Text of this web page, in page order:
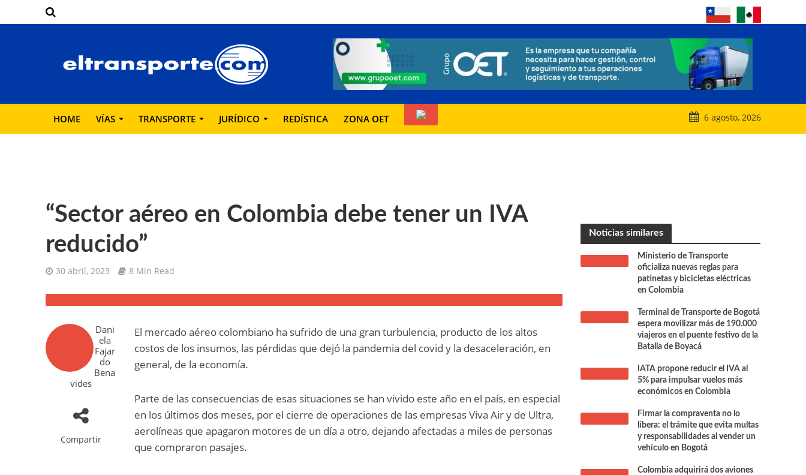
HOME VÍAS TRANSPORTE JURÍDICO REDÍSTICA ZONA OET 6 agosto, 2026
“Sector aéreo en Colombia debe tener un IVA
reducido”
30 abril, 2023 8 Min Read
Dani
ela
Fajar
do
Bena
vides
Compartir
El mercado aéreo colombiano ha sufrido de una gran turbulencia, producto de los altos
costos de los insumos, las pérdidas que dejó la pandemia del covid y la desaceleración, en
general, de la economía.
Parte de las consecuencias de esas situaciones se han vivido este año en el país, en especial
en los últimos dos meses, por el cierre de operaciones de las empresas Viva Air y de Ultra,
aerolíneas que apagaron motores de un día a otro, dejando afectadas a miles de personas
que compraron pasajes.
Noticias similares
Ministerio de Transporte
oficializa nuevas reglas para
patinetas y bicicletas eléctricas
en Colombia
Terminal de Transporte de Bogotá
espera movilizar más de 190.000
viajeros en el puente festivo de la
Batalla de Boyacá
IATA propone reducir el IVA al
5% para impulsar vuelos más
económicos en Colombia
Firmar la compraventa no lo
libera: el trámite que evita multas
y responsabilidades al vender un
vehículo en Bogotá
Colombia adquirirá dos aviones